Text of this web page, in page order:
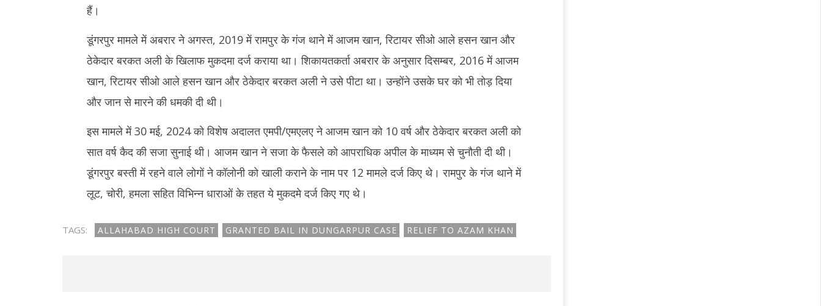
हैं।
डूंगरपुर मामले में अबरार ने अगस्त, 2019 में रामपुर के गंज थाने में आजम खान, रिटायर सीओ आले हसन खान और
ठेकेदार बरकत अली के खिलाफ मुकदमा दर्ज कराया था। शिकायतकर्ता अबरार के अनुसार दिसम्बर, 2016 में आजम
खान, रिटायर सीओ आले हसन खान और ठेकेदार बरकत अली ने उसे पीटा था। उन्होंने उसके घर को भी तोड़ दिया
और जान से मारने की धमकी दी थी।
इस मामले में 30 मई, 2024 को विशेष अदालत एमपी/एमएलए ने आजम खान को 10 वर्ष और ठेकेदार बरकत अली को
सात वर्ष कैद की सजा सुनाई थी। आजम खान ने सजा के फैसले को आपराधिक अपील के माध्यम से चुनौती दी थी।
डूंगरपुर बस्ती में रहने वाले लोगों ने कॉलोनी को खाली कराने के नाम पर 12 मामले दर्ज किए थे। रामपुर के गंज थाने में
लूट, चोरी, हमला सहित विभिन्न धाराओं के तहत ये मुकदमे दर्ज किए गए थे।
TAGS: ALLAHABAD HIGH COURT GRANTED BAIL IN DUNGARPUR CASE RELIEF TO AZAM KHAN